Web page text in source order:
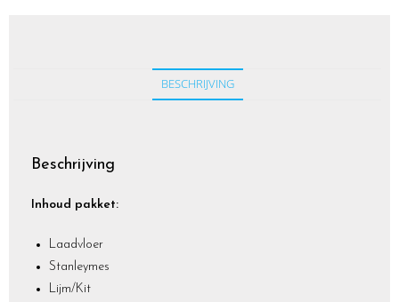
BESCHRIJVING
Beschrijving
Inhoud pakket:
Laadvloer
Stanleymes
Lijm/Kit